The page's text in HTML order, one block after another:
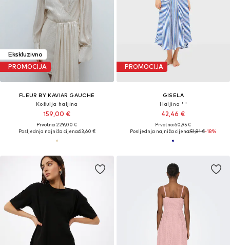
Ekskluzivno
PROMOCIJA
FLEUR BY KAVIAR GAUCHE
Košulja haljina
159,00 €
Prvotno: 229,00 €
Posljednja najniža cijena:63,60 €
PROMOCIJA
GISELA
Haljina ' '
42,46 €
Prvotno: 60,95 €
Posljednja najniža cijena:51,81 €-18%